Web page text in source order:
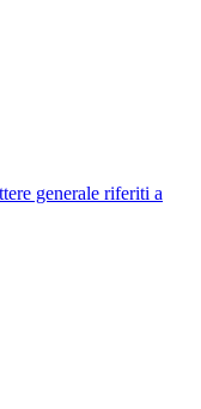
generale riferiti a